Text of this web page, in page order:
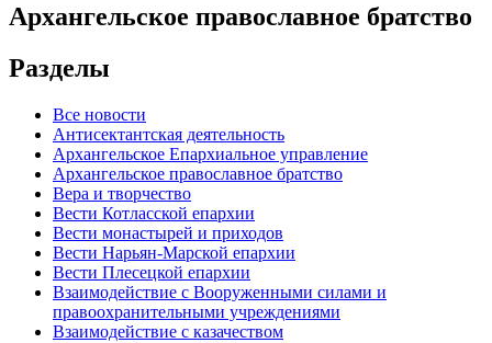
Архангельское православное братство
Разделы
Все новости
Антисектантская деятельность
Архангельское Епархиальное управление
Архангельское православное братство
Вера и творчество
Вести Котласской епархии
Вести монастырей и приходов
Вести Нарьян-Марской епархии
Вести Плесецкой епархии
Взаимодействие с Вооруженными силами и
правоохранительными учреждениями
Взаимодействие с казачеством